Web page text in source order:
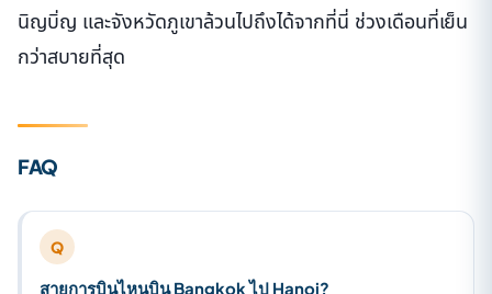
นิญบิ่ญ และจังหวัดภูเขาล้วนไปถึงได้จากที่นี่ ช่วงเดือนที่เย็น
กว่าสบายที่สุด
FAQ
Q
สายการบินไหนบิน Bangkok ไป Hanoi?